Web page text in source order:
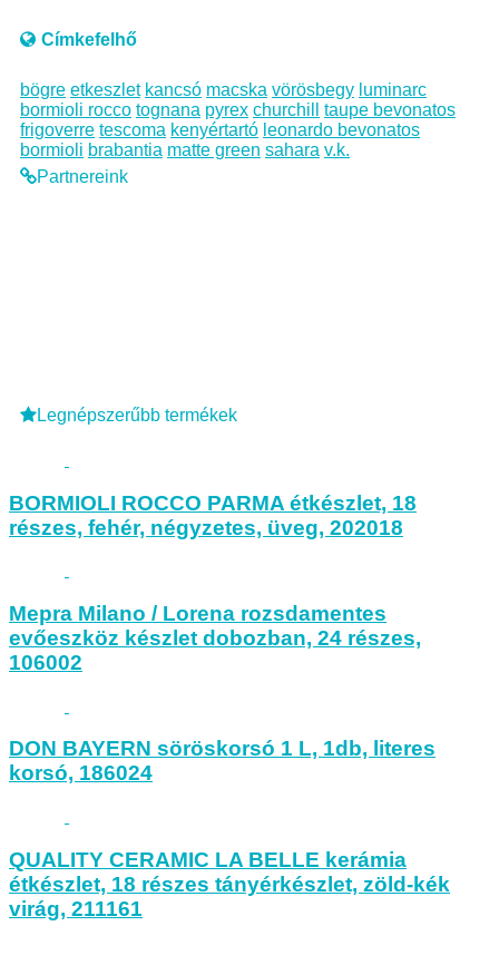
Címkefelhő
bögre etkeszlet kancsó macska vörösbegy luminarc
bormioli rocco tognana pyrex churchill
taupe bevonatos
frigoverre tescoma kenyértartó leonardo bevonatos
bormioli brabantia matte green sahara v.k.
Partnereink
Legnépszerűbb termékek
BORMIOLI ROCCO PARMA étkészlet, 18
részes, fehér, négyzetes, üveg, 202018
Mepra Milano / Lorena rozsdamentes
evőeszköz készlet dobozban, 24 részes,
106002
DON BAYERN söröskorsó 1 L, 1db, literes
korsó, 186024
QUALITY CERAMIC LA BELLE kerámia
étkészlet, 18 részes tányérkészlet, zöld-kék
virág, 211161